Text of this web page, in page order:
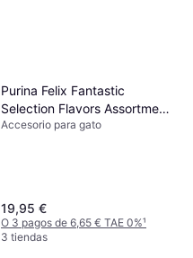
Purina Felix Fantastic
Selection Flavors Assortment
Pack 44x85g
Accesorio para gato
19,95 €
O 3 pagos de 6,65 € TAE 0%¹
3 tiendas